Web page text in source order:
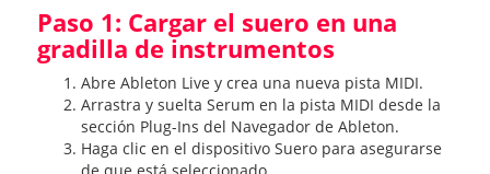
Paso 1: Cargar el suero en una
gradilla de instrumentos
Abre Ableton Live y crea una nueva pista MIDI.
Arrastra y suelta Serum en la pista MIDI desde la
sección Plug-Ins del Navegador de Ableton.
Haga clic en el dispositivo Suero para asegurarse